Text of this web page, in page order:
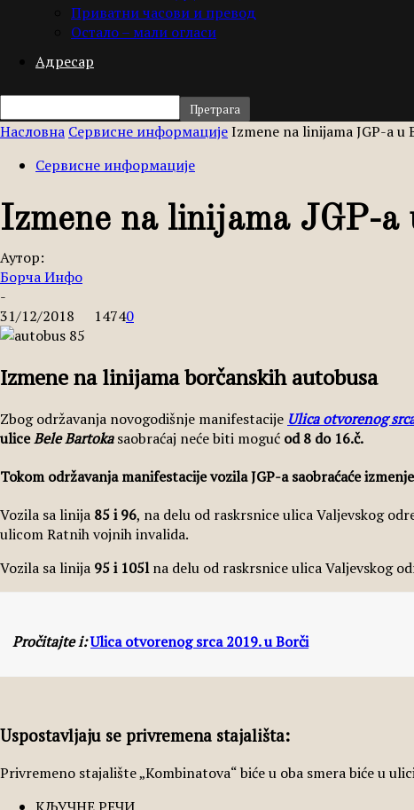
Приватни часови и превод
Остало – мали огласи
Адресар
Насловна Сервисне информацијеIzmene na linijama JGP-a u
Сервисне информације
Izmene na linijama JGP-
Аутор:
Борча Инфо
-
31/12/2018
14740
Izmene na linijama borčanskih autobusa
Zbog održavanja novogodišnje manifestacije Ulica otvorenog
uliceBele Bartokasaobraćaj neće biti moguć od 8 do 16.č.
Tokom održavanja manifestacije vozila JGP-a saobraćaće
Vozila sa linija 85 i 96, na delu od raskrsnice ulica Valjevskog
ulicom Ratnih vojnih invalida.
Vozila sa linija 95 i 105lna delu od raskrsnice ulica Valjevskog
Pročitajte i:Ulica otvorenog srca 2019. u Borči
Uspostavljaju se privremena stajališta:
Privremeno stajalište „Kombinatova“ biće u oba smera biće u
КЉУЧНЕ РЕЧИ